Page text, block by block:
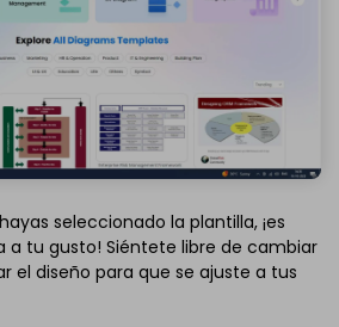
seleccionado la plantilla, ¡es
a tu gusto! Siéntete libre de cambiar
el diseño para que se ajuste a tus